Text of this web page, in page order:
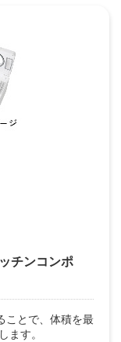
チンコンポ
ことで、体積を最
ます。